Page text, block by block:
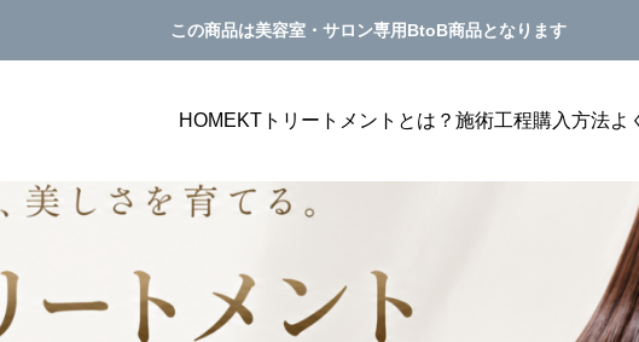
この商品は美容室・サロン専用BtoB商品となります
HOMEKTトリートメントとは？ 施術工程購入方法よ
美容室単価アップ